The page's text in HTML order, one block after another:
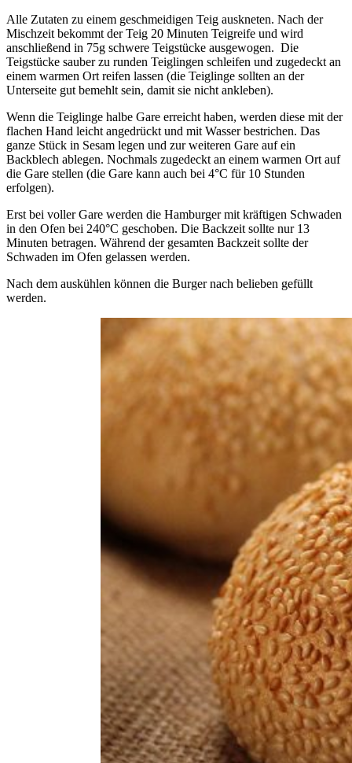
Alle Zutaten zu einem geschmeidigen Teig auskneten. Nach der
Mischzeit bekommt der Teig 20 Minuten Teigreife und wird
anschließend in 75g schwere Teigstücke ausgewogen. Die
Teigstücke sauber zu runden Teiglingen schleifen und zugedeckt an
einem warmen Ort reifen lassen (die Teiglinge sollten an der
Unterseite gut bemehlt sein, damit sie nicht ankleben).
Wenn die Teiglinge halbe Gare erreicht haben, werden diese mit der
flachen Hand leicht angedrückt und mit Wasser bestrichen. Das
ganze Stück in Sesam legen und zur weiteren Gare auf ein
Backblech ablegen. Nochmals zugedeckt an einem warmen Ort auf
die Gare stellen (die Gare kann auch bei 4°C für 10 Stunden
erfolgen).
Erst bei voller Gare werden die Hamburger mit kräftigen Schwaden
in den Ofen bei 240°C geschoben. Die Backzeit sollte nur 13
Minuten betragen. Während der gesamten Backzeit sollte der
Schwaden im Ofen gelassen werden.
Nach dem auskühlen können die Burger nach belieben gefüllt
werden.